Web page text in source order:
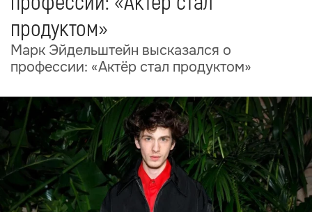
продуктом»
Марк Эйдельштейн высказался о
профессии: «Актёр стал продуктом»